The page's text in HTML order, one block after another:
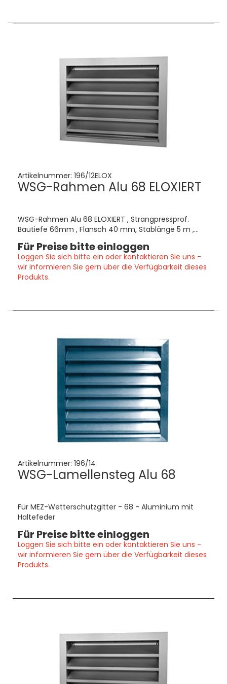
Artikelnummer: 196/12ELOX
WSG-Rahmen Alu 68 ELOXIERT
WSG-Rahmen Alu 68 ELOXIERT , Strangpressprof.
Bautiefe 66mm , Flansch 40 mm, Stablänge 5 m ,
zum Einclipsen Eloxiert:E6-EV1
Für Preise bitte einloggen
Loggen Sie sich bitte ein oder kontaktieren Sie uns -
wir informieren Sie gern über die Verfügbarkeit dieses
Produkts.
Artikelnummer: 196/14
WSG-Lamellensteg Alu 68
Für MEZ-Wetterschutzgitter - 68 - Aluminium mit
Haltefeder
Für Preise bitte einloggen
Loggen Sie sich bitte ein oder kontaktieren Sie uns -
wir informieren Sie gern über die Verfügbarkeit dieses
Produkts.